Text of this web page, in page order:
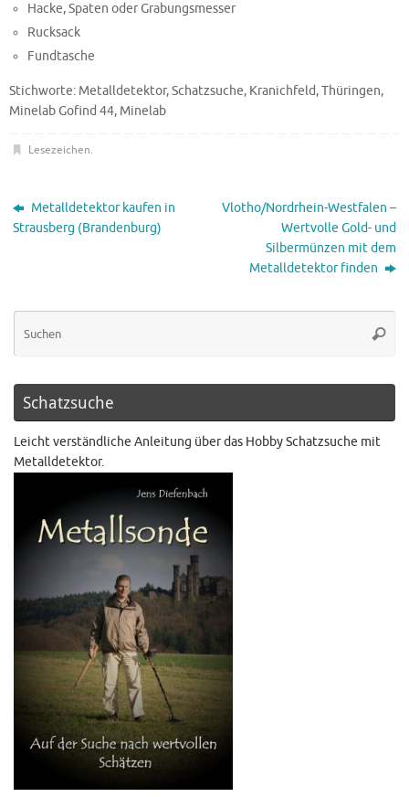
Hacke, Spaten oder Grabungsmesser
Rucksack
Fundtasche
Stichworte: Metalldetektor, Schatzsuche, Kranichfeld, Thüringen,
Minelab Gofind 44, Minelab
Lesezeichen.
Metalldetektor kaufen in
Strausberg (Brandenburg)
Vlotho/Nordrhein-Westfalen –
Wertvolle Gold- und
Silbermünzen mit dem
Metalldetektor finden
Schatzsuche
Leicht verständliche Anleitung über das Hobby Schatzsuche mit
Metalldetektor.